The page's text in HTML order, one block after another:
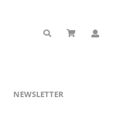
NEWSLETTER